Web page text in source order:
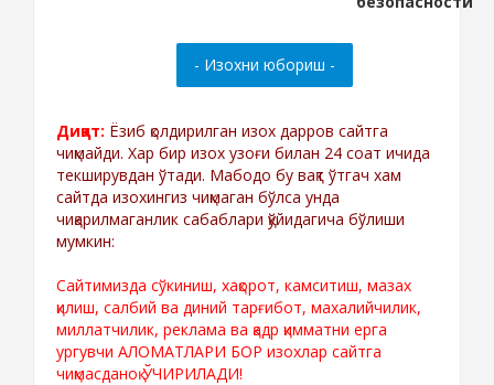
Диққат: Ёзиб қолдирилган изох дарров сайтга
чиқмайди. Хар бир изох узоғи билан 24 соат ичида
текширувдан ўтади. Мабодо бу вақт ўтгач хам
сайтда изохингиз чиқмаган бўлса унда
чиқарилмаганлик сабаблари қўйидагича бўлиши
мумкин:
Сайтимизда сўкиниш, хақорот, камситиш, мазах
қилиш, салбий ва диний тарғибот, махалийчилик,
миллатчилик, реклама ва қадр қимматни ерга
ургувчи АЛОМАТЛАРИ БОР изохлар сайтга
чиқмасданоқ ЎЧИРИЛАДИ!